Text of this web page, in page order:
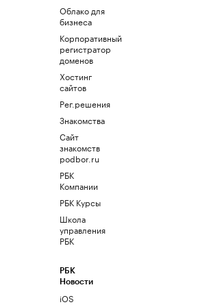
Облако для
бизнеса
Корпоративный
регистратор
доменов
Хостинг
сайтов
Рег.решения
Знакомства
Сайт
знакомств
podbor.ru
РБК
Компании
РБК Курсы
Школа
управления
РБК
РБК
Новости
iOS